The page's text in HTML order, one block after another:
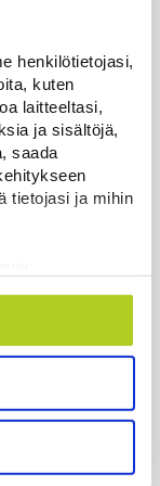
henkilötietojasi,
kuten
laitteeltasi,
ja sisältöjä,
saada
tietojasi ja mihin
ja miten